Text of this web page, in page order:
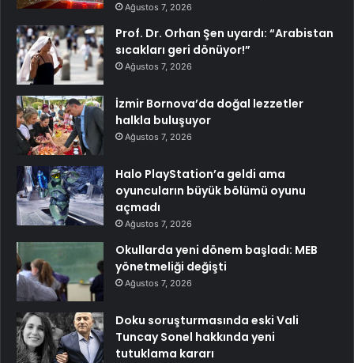
Ağustos 7, 2026
Prof. Dr. Orhan Şen uyardı: “Arabistan
sıcakları geri dönüyor!”
Ağustos 7, 2026
İzmir Bornova’da doğal lezzetler
halkla buluşuyor
Ağustos 7, 2026
Halo PlayStation’a geldi ama
oyuncuların büyük bölümü oyunu
açmadı
Ağustos 7, 2026
Okullarda yeni dönem başladı: MEB
yönetmeliği değişti
Ağustos 7, 2026
Doku soruşturmasında eski Vali
Tuncay Sonel hakkında yeni
tutuklama kararı